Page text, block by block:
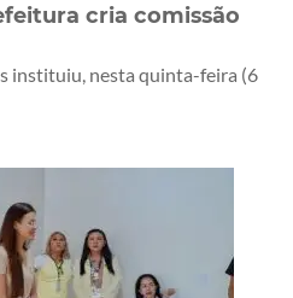
cria comissão
instituiu, nesta quinta-feira (6